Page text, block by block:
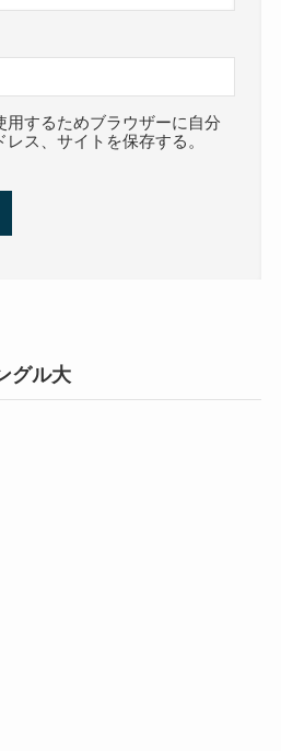
用するためブラウザーに自分
ス、サイトを保存する。
グル大